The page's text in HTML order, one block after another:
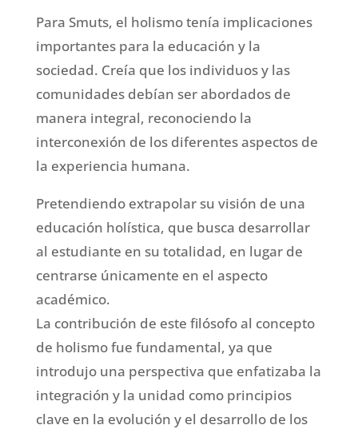
Para Smuts, el holismo tenía implicaciones
importantes para la educación y la
sociedad. Creía que los individuos y las
comunidades debían ser abordados de
manera integral, reconociendo la
interconexión de los diferentes aspectos de
la experiencia humana.
Pretendiendo extrapolar su visión de una
educación holística, que busca desarrollar
al estudiante en su totalidad, en lugar de
centrarse únicamente en el aspecto
académico.
La contribución de este filósofo al concepto
de holismo fue fundamental, ya que
introdujo una perspectiva que enfatizaba la
integración y la unidad como principios
clave en la evolución y el desarrollo de los